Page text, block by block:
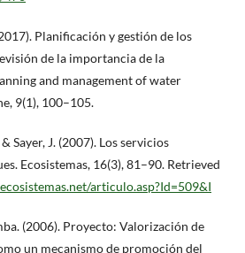
Planificación y gestión de los
de la importancia de la
and management of water
9(1), 100–105.
Sayer, J. (2007). Los servicios
Ecosistemas, 16(3), 81–90. Retrieved
articulo.asp?Id=509&I
(2006). Proyecto: Valorización de
un mecanismo de promoción del